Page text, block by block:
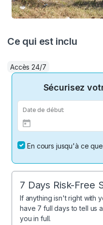
Ce qui est inclu
Accès 24/7
Sécurisez
Date de début:
En cours jusqu'à ce
7 Days Risk-Free
If anything isn't right with
have 7 full days to tell us
you in full.